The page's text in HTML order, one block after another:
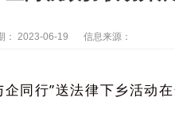
： 2023-06-19 信息来源：
同行”送法律下乡活动